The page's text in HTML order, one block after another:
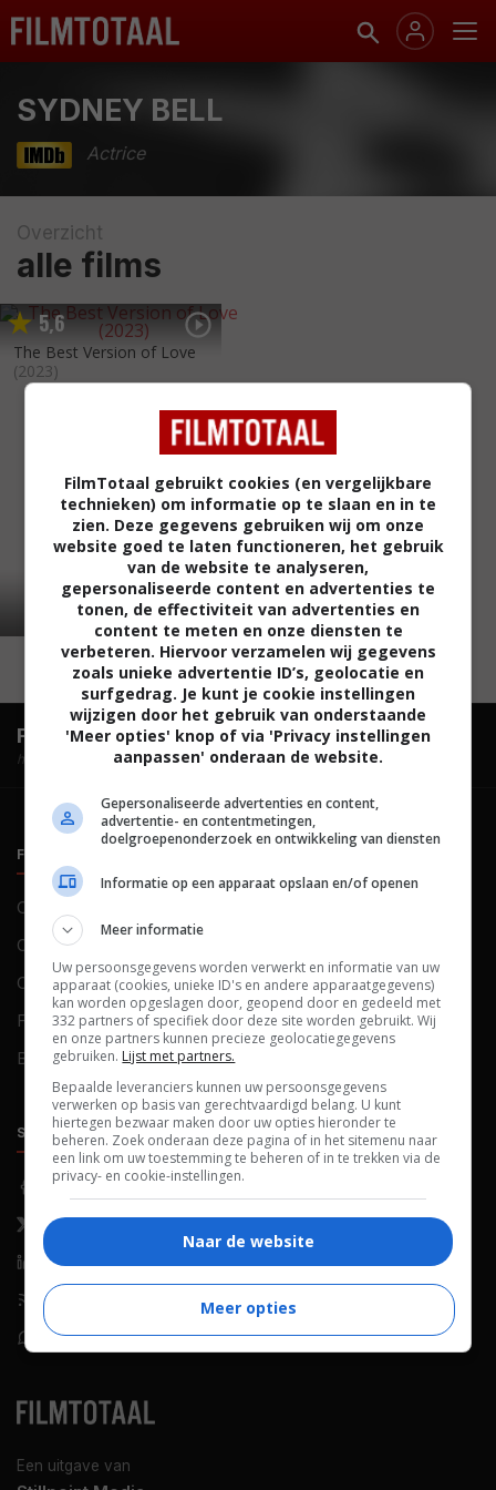
SYDNEY BELL
Actrice
Overzicht
alle films
5,6
The Best Version of Love
(2023)
FilmTotaal.Hét online filmoverzicht.
hosted by
Een uitgave van
FILMTOTAAL
Contact
Over ons
Colofon
FAQ
Blog
Cookies
Cookievoorkeuren
SOCIALS
Facebook
X (Twitter)
LinkedIn
RSS-feed
WhatsApp
ONTDEKKEN
Nieuws
Netflix
Films op tv
Bioscoop
FilmTotaal gebruikt cookies (en vergelijkbare
technieken) om informatie op te slaan en in te
zien. Deze gegevens gebruiken wij om onze
website goed te laten functioneren, het gebruik
van de website te analyseren,
gepersonaliseerde content en advertenties te
tonen, de effectiviteit van advertenties en
content te meten en onze diensten te
verbeteren. Hiervoor verzamelen wij gegevens
zoals unieke advertentie ID’s, geolocatie en
surfgedrag. Je kunt je cookie instellingen
wijzigen door het gebruik van onderstaande
'Meer opties' knop of via 'Privacy instellingen
aanpassen' onderaan de website.
Gepersonaliseerde advertenties en content,
advertentie- en contentmetingen,
doelgroepenonderzoek en ontwikkeling van diensten
Informatie op een apparaat opslaan en/of openen
Meer informatie
Uw persoonsgegevens worden verwerkt en informatie van uw
apparaat (cookies, unieke ID's en andere apparaatgegevens)
kan worden opgeslagen door, geopend door en gedeeld met
332 partners of specifiek door deze site worden gebruikt. Wij
en onze partners kunnen precieze geolocatiegegevens
gebruiken. Lijst met partners.
Bepaalde leveranciers kunnen uw persoonsgegevens
verwerken op basis van gerechtvaardigd belang. U kunt
hiertegen bezwaar maken door uw opties hieronder te
beheren. Zoek onderaan deze pagina of in het sitemenu naar
een link om uw toestemming te beheren of in te trekken via de
privacy- en cookie-instellingen.
Naar de website
Meer opties